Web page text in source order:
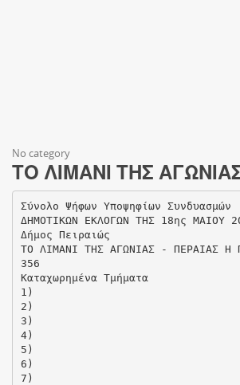
No category
ΤΟ ΛΙΜΑΝΙ ΤΗΣ
Σύνολο Ψήφων Υποψηφίων Συνδυασμών
ΔΗΜΟΤΙΚΩΝ ΕΚΛΟΓΩΝ ΤΗΣ 18ης ΜΑΙΟΥ
Δήμος Πειραιώς
ΤΟ ΛΙΜΑΝΙ ΤΗΣ ΑΓΩΝΙΑΣ - ΠΕΡΑΙΑΣ Η
356
Καταχωρημένα Τμήματα
1)
2)
3)
4)
5)
6)
7)